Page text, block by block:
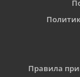
Правила